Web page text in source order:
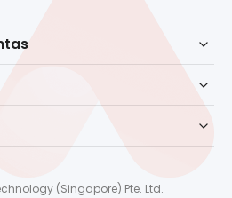
(Singapore) Pte. Ltd.